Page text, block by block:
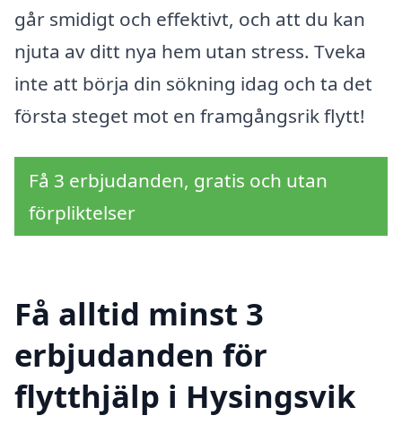
går smidigt och effektivt, och att du kan
njuta av ditt nya hem utan stress. Tveka
inte att börja din sökning idag och ta det
första steget mot en framgångsrik flytt!
Få 3 erbjudanden, gratis och utan
förpliktelser
Få alltid minst 3
erbjudanden för
flytthjälp i Hysingsvik